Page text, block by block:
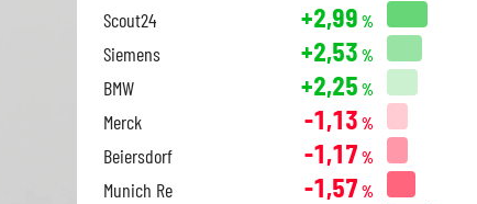
Scout24 +2,99 %
Siemens +2,53 %
BMW +2,25 %
Merck -1,13 %
Beiersdorf -1,17 %
Munich Re -1,57 %